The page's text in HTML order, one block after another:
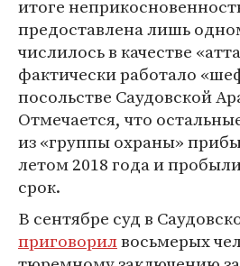
итоге
предоставлена лишь
числилось в качестве
фактически работало
посольстве Саудовской
Отмечается, что
из «группы охраны»
летом 2018 года и
срок.
В сентябре суд в
приговорилвосьмерых